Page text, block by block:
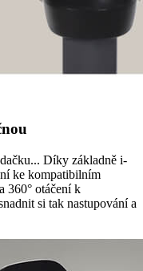
Díky základně i-
ke kompatibilním
360° otáčení k
si tak nastupování a